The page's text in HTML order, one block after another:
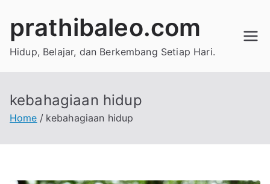
content
prathibaleo.com
Hidup, Belajar, dan Berkembang Setiap Hari.
kebahagiaan hidup
Home kebahagiaan hidup